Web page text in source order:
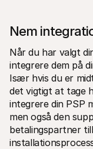
Nem
Når du har valgt
integrere dem på
Især hvis du er
det vigtigt at tage
integrere din PSP
men også den
betalingspartner